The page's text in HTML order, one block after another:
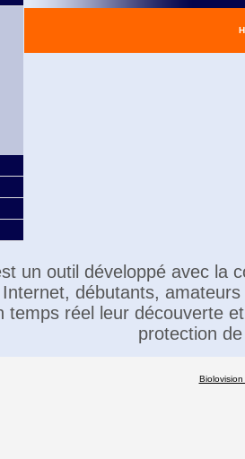
un outil développé avec la
débutants,
temps réel leur découverte
protection
Biolovision